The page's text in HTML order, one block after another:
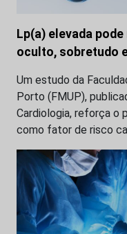
Lp(a) elevada
oculto, sobretudo
Um estudo da
Porto (FMUP),
Cardiologia, reforça o
como fator de risco